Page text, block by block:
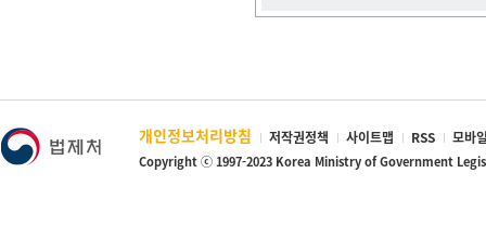
개인정보처리방침 저작권정책 사이트맵 RSS 모바
Copyright ⓒ 1997-2023 Korea Ministry of Government